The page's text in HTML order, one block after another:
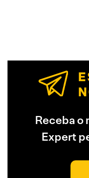
Receba o
Expert